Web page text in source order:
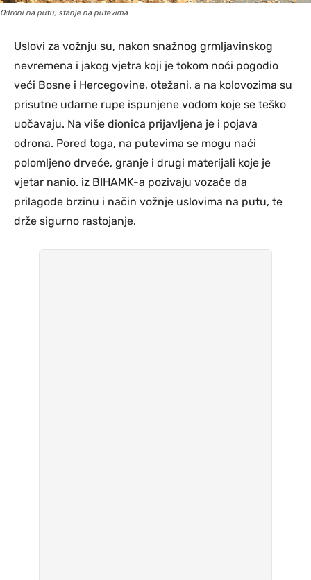
Odroni na putu, stanje na putevima
Uslovi za vožnju su, nakon snažnog grmljavinskog
nevremena i jakog vjetra koji je tokom noći pogodio
veći Bosne i Hercegovine, otežani, a na kolovozima su
prisutne udarne rupe ispunjene vodom koje se teško
uočavaju. Na više dionica prijavljena je i pojava
odrona. Pored toga, na putevima se mogu naći
polomljeno drveće, granje i drugi materijali koje je
vjetar nanio. iz BIHAMK-a pozivaju vozače da
prilagode brzinu i način vožnje uslovima na putu, te
drže sigurno rastojanje.